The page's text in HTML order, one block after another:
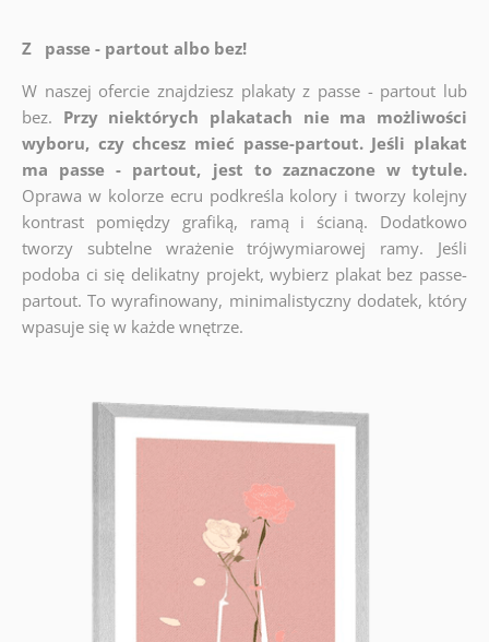
Z passe - partout albo bez!
W naszej ofercie znajdziesz plakaty z passe - partout lub
bez. Przy niektórych plakatach nie ma możliwości
wyboru, czy chcesz mieć passe-partout. Jeśli plakat
ma passe - partout, jest to zaznaczone w tytule.
Oprawa w kolorze ecru podkreśla kolory i tworzy kolejny
kontrast pomiędzy grafiką, ramą i ścianą. Dodatkowo
tworzy subtelne wrażenie trójwymiarowej ramy. Jeśli
podoba ci się delikatny projekt, wybierz plakat bez passe-
partout. To wyrafinowany, minimalistyczny dodatek, który
wpasuje się w każde wnętrze.